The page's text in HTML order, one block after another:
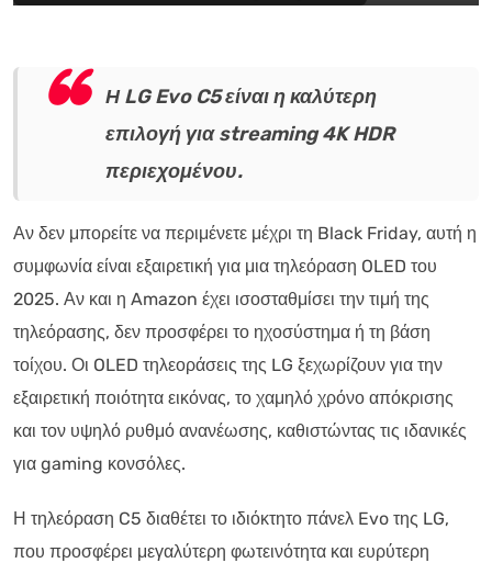
Η LG Evo C5 είναι η καλύτερη
επιλογή για streaming 4K HDR
περιεχομένου.
Αν δεν μπορείτε να περιμένετε μέχρι τη Black Friday, αυτή η
συμφωνία είναι εξαιρετική για μια τηλεόραση OLED του
2025. Αν και η Amazon έχει ισοσταθμίσει την τιμή της
τηλεόρασης, δεν προσφέρει το ηχοσύστημα ή τη βάση
τοίχου. Οι OLED τηλεοράσεις της LG ξεχωρίζουν για την
εξαιρετική ποιότητα εικόνας, το χαμηλό χρόνο απόκρισης
και τον υψηλό ρυθμό ανανέωσης, καθιστώντας τις ιδανικές
για gaming κονσόλες.
Η τηλεόραση C5 διαθέτει το ιδιόκτητο πάνελ Evo της LG,
που προσφέρει μεγαλύτερη φωτεινότητα και ευρύτερη